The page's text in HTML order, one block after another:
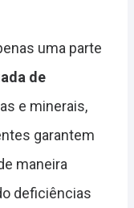
uma parte
de
e minerais,
garantem
maneira
deficiências